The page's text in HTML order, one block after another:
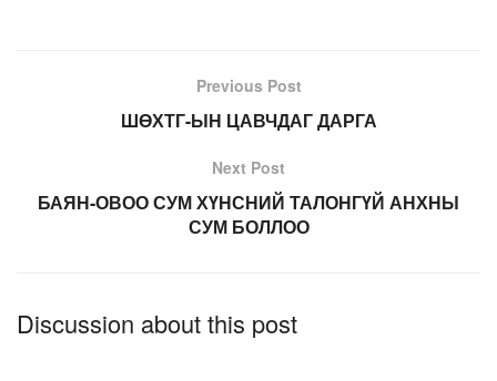
Previous Post
ШӨХТГ-ЫН ЦАВЧДАГ ДАРГА
Next Post
БАЯН-ОВОО СУМ ХҮНСНИЙ ТАЛОНГҮЙ АНХНЫ
СУМ БОЛЛОО
Discussion about this post